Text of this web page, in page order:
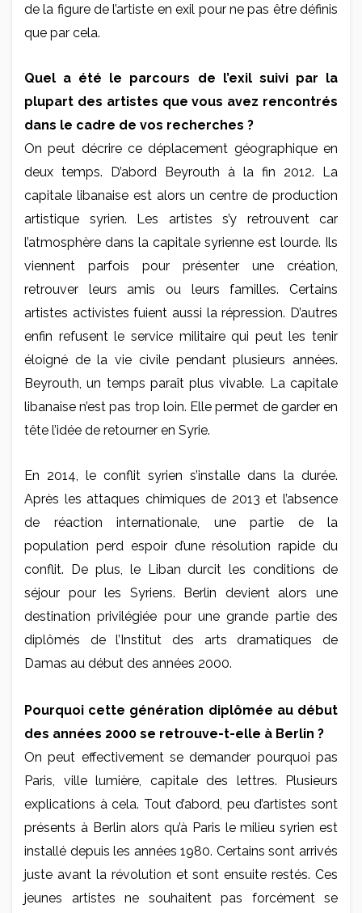
de la figure de l’artiste en exil pour ne pas être définis
que par cela.
Quel a été le parcours de l’exil suivi par la
plupart des artistes que vous avez rencontrés
dans le cadre de vos recherches ?
On peut décrire ce déplacement géographique en
deux temps. D’abord Beyrouth à la fin 2012. La
capitale libanaise est alors un centre de production
artistique syrien. Les artistes s’y retrouvent car
l’atmosphère dans la capitale syrienne est lourde. Ils
viennent parfois pour présenter une création,
retrouver leurs amis ou leurs familles. Certains
artistes activistes fuient aussi la répression. D’autres
enfin refusent le service militaire qui peut les tenir
éloigné de la vie civile pendant plusieurs années.
Beyrouth, un temps paraît plus vivable. La capitale
libanaise n’est pas trop loin. Elle permet de garder en
tête l’idée de retourner en Syrie.
En 2014, le conflit syrien s’installe dans la durée.
Après les attaques chimiques de 2013 et l’absence
de réaction internationale, une partie de la
population perd espoir d’une résolution rapide du
conflit. De plus, le Liban durcit les conditions de
séjour pour les Syriens. Berlin devient alors une
destination privilégiée pour une grande partie des
diplômés de l’Institut des arts dramatiques de
Damas au début des années 2000.
Pourquoi cette génération diplômée au début
des années 2000 se retrouve-t-elle à Berlin ?
On peut effectivement se demander pourquoi pas
Paris, ville lumière, capitale des lettres. Plusieurs
explications à cela. Tout d’abord, peu d’artistes sont
présents à Berlin alors qu’à Paris le milieu syrien est
installé depuis les années 1980. Certains sont arrivés
juste avant la révolution et sont ensuite restés. Ces
jeunes artistes ne souhaitent pas forcément se